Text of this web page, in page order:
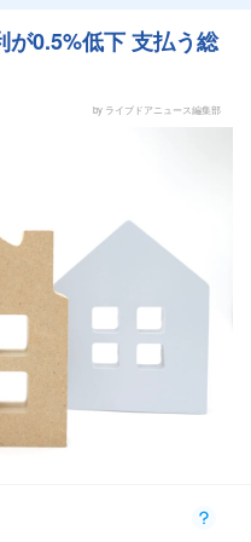
が0.5%低下 支払う総
by ライブドアニュース編集部